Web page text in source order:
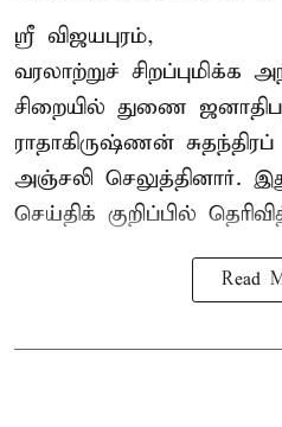
ஸ்ரீ விஜயபுரம்,
வரலாற்றுச் சிறப்புமிக்க
சிறையில் துணை
ராதாகிருஷ்ணன்
அஞ்சலி செலுத்தினார்.
செய்திக் குறிப்பில்
Read